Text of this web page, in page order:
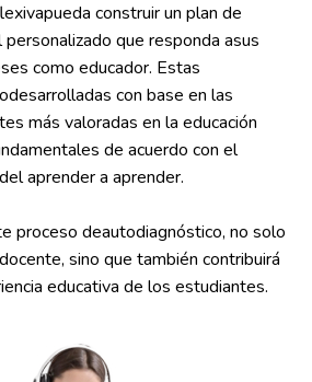
construir un plan de
que responda asus
como educador. Estas
con base en las
más valoradas en la educación
de acuerdo con el
aprender a aprender.
proceso deautodiagnóstico, no solo
sino que también contribuirá
educativa de los estudiantes.